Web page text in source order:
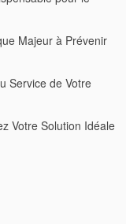
Majeur à Prévenir
Service de Votre
Votre Solution Idéale